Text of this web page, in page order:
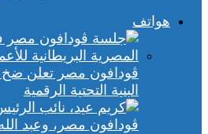
هواتف
البنية التحتية الرقمية